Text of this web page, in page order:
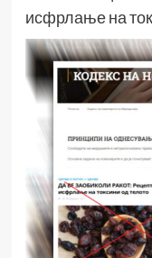
исфрлање на